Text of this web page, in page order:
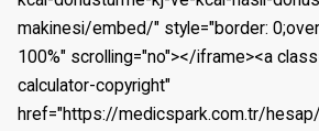
makinesi/embed/" style="border:
100%" scrolling="no"></iframe><a
calculator-copyright"
href="https://medicspark.com.tr/